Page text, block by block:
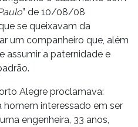
” de 10/08/08
se queixavam da
um companheiro que, além
assumir a paternidade e
Alegre proclamava:
homem interessado em ser
engenheira, 33 anos,